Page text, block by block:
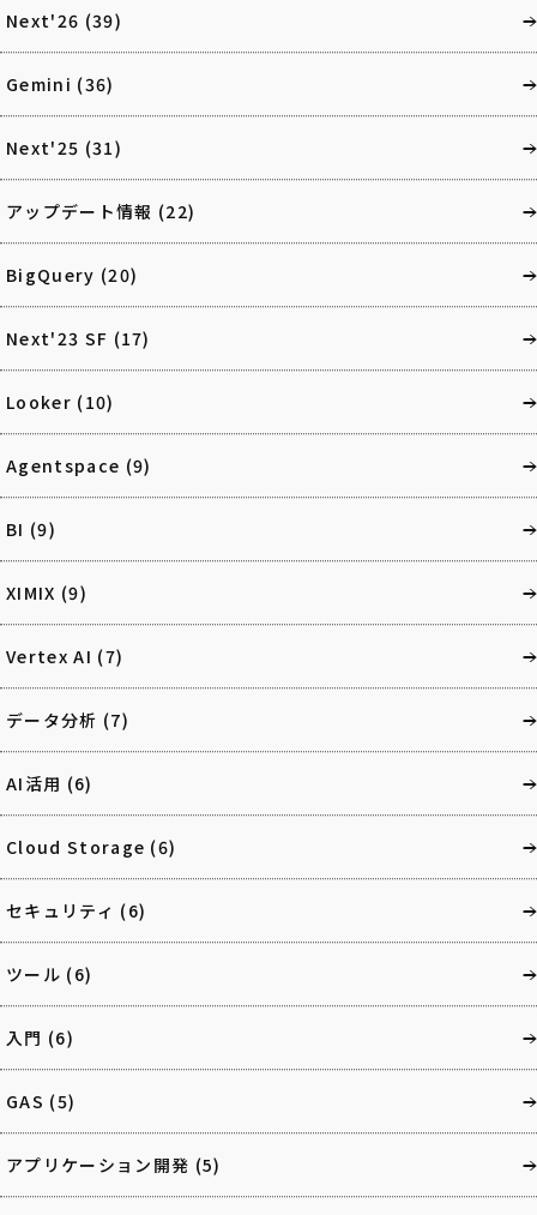
Next'26 (39)
Gemini (36)
Next'25 (31)
アップデート情報 (22)
BigQuery (20)
Next'23 SF (17)
Looker (10)
Agentspace (9)
BI (9)
XIMIX (9)
Vertex AI (7)
データ分析 (7)
AI活用 (6)
Cloud Storage (6)
セキュリティ (6)
ツール (6)
入門 (6)
GAS (5)
アプリケーション開発 (5)